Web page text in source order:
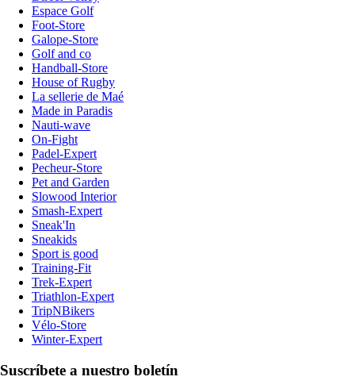
Espace Golf
Foot-Store
Galope-Store
Golf and co
Handball-Store
House of Rugby
La sellerie de Maé
Made in Paradis
Nauti-wave
On-Fight
Padel-Expert
Pecheur-Store
Pet and Garden
Slowood Interior
Smash-Expert
Sneak'In
Sneakids
Sport is good
Training-Fit
Trek-Expert
Triathlon-Expert
TripNBikers
Vélo-Store
Winter-Expert
Suscríbete a nuestro boletín